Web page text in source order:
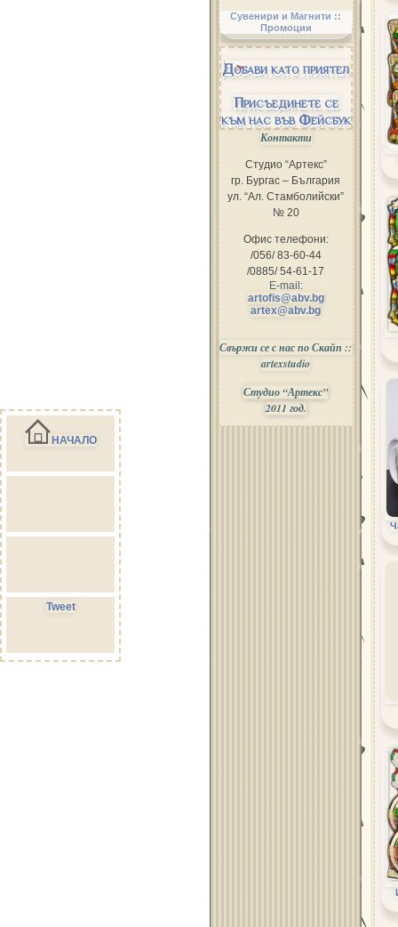
Сувенири и Магнити ::
Промоции
Добави като приятел
Присъединете се
към нас във Фейсбук
Контакти
Студио “Артекс”
гр. Бургас – България
ул. “Ал. Стамболийски”
№ 20
Офис телефони:
/056/ 83-60-44
/0885/ 54-61-17
E-mail:
artofis@abv.bg
artex@abv.bg
Свържи се с нас по Скайп ::
artexstudio
Студио “Артекс”
2011 год.
НАЧАЛО
Tweet